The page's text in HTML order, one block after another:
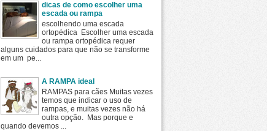
dicas de como escolher uma
escada ou rampa
escolhendo uma escada
ortopédica Escolher uma escada
ou rampa ortopédica requer
alguns cuidados para que não se transforme
em um pe...
A RAMPA ideal
RAMPAS para cães Muitas vezes
temos que indicar o uso de
rampas, e muitas vezes não há
outra opção. Mas porque e
quando devemos ...